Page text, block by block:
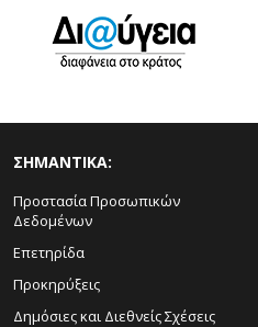
ΣΗΜΑΝΤΙΚΑ:
Προστασία Προσωπικών
Δεδομένων
Επετηρίδα
Προκηρύξεις
Δημόσιες και Διεθνείς Σχέσεις